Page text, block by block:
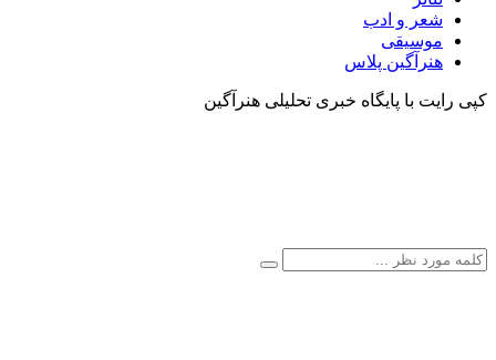
شعر و ادب
موسیقی
هنرآگین پلاس
کپی رایت با پایگاه خبری تحلیلی هنرآگین